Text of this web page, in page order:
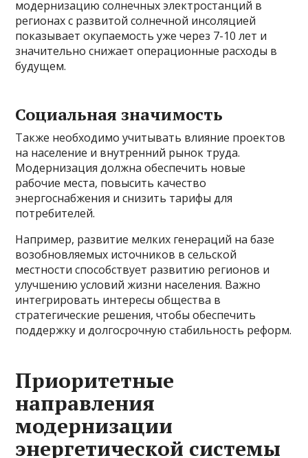
модернизацию солнечных электростанций в
регионах с развитой солнечной инсоляцией
показывает окупаемость уже через 7-10 лет и
значительно снижает операционные расходы в
будущем.
Социальная значимость
Также необходимо учитывать влияние проектов
на население и внутренний рынок труда.
Модернизация должна обеспечить новые
рабочие места, повысить качество
энергоснабжения и снизить тарифы для
потребителей.
Например, развитие мелких генераций на базе
возобновляемых источников в сельской
местности способствует развитию регионов и
улучшению условий жизни населения. Важно
интегрировать интересы общества в
стратегические решения, чтобы обеспечить
поддержку и долгосрочную стабильность реформ.
Приоритетные
направления
модернизации
энергетической системы